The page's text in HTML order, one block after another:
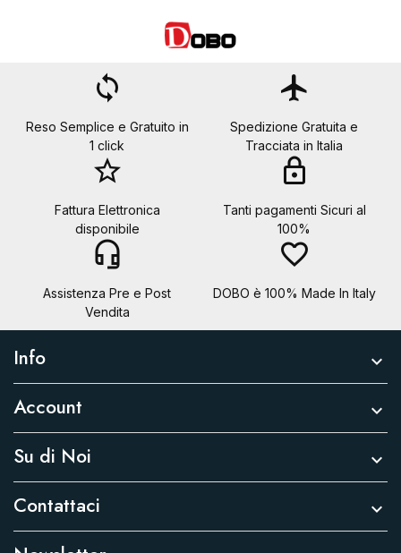
loop
Reso Semplice e Gratuito in
1 click
flight
Spedizione Gratuita e
Tracciata in Italia
star_border
Fattura Elettronica
disponibile
lock
Tanti pagamenti Sicuri al
100%
headset_mic
Assistenza Pre e Post
Vendita
favorite_border
DOBO è 100% Made In Italy
Info 
Account 
Su di Noi 
Contattaci 